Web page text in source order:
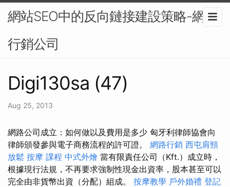
網站SEO中的反向鏈接建設策略-網路
行銷公司
Digi130sa (47)
Aug 25, 2013
網路公司成立：如何做以及費用是多少 匈牙利律師協會向
律師頒發參與電子商務流程的許可證。 網路行銷 西屯肩頸
放鬆 按摩 課程 中式外燴 當有限責任公司（Kft.）成立時，
根據現行法規，不再要求強制性現金出資率，股本甚至可以
完全由非貨幣出資（分配）組成。 按摩教學 戶外婚禮 登記